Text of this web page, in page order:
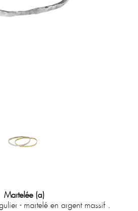
Martelée (a)
- martelé en argent massif .